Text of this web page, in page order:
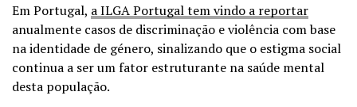
Em Portugal, a ILGA Portugal tem vindo a reportar
anualmente casos de discriminação e violência com base
na identidade de género, sinalizando que o estigma social
continua a ser um fator estruturante na saúde mental
desta população.